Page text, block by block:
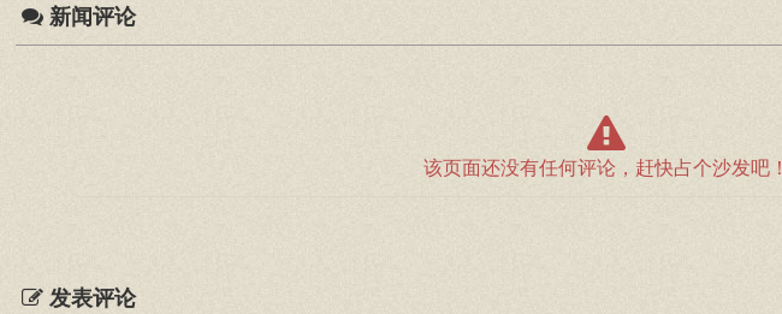
新闻评论
该页面还没有任何评论，赶快占个沙发吧！
发表评论